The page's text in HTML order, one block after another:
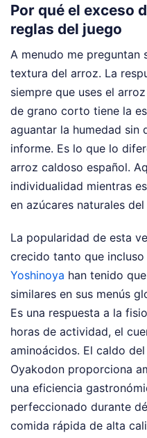
Por qué el exceso
reglas del juego
A menudo me preguntan
textura del arroz. La
siempre que uses el
de grano corto tiene la
aguantar la humedad sin
informe. Es lo que lo
arroz caldoso español.
individualidad mientras
en azúcares naturales
La popularidad de esta
crecido tanto que
Yoshinoya han tenido
similares en sus menús
Es una respuesta a la
horas de actividad, el
aminoácidos. El caldo
Oyakodon proporciona
una eficiencia
perfeccionado durante
comida rápida de alta